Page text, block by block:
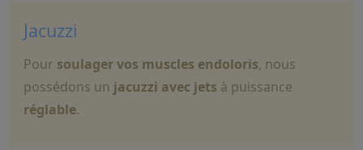
Jacuzzi
Pour soulager vos muscles endoloris, nous
possédons un jacuzzi avec jets à puissance
réglable.